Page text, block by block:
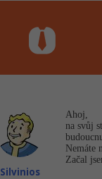
Silvinios
Ahoj,
na svůj
Nemáte
Začal